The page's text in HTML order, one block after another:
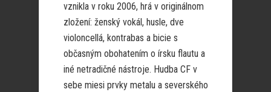
vznikla v roku 2006, hrá v originálnom
zložení: ženský vokál, husle, dve
violoncellá, kontrabas a bicie s
občasným obohatením o írsku flautu a
iné netradičné nástroje. Hudba CF v
sebe miesi prvky metalu a severského